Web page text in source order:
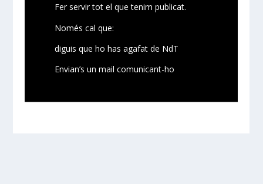
Fer servir tot el que tenim publicat.
Només cal que:
diguis que ho has agafat de NdT
Envian’s un mail comunicant-ho